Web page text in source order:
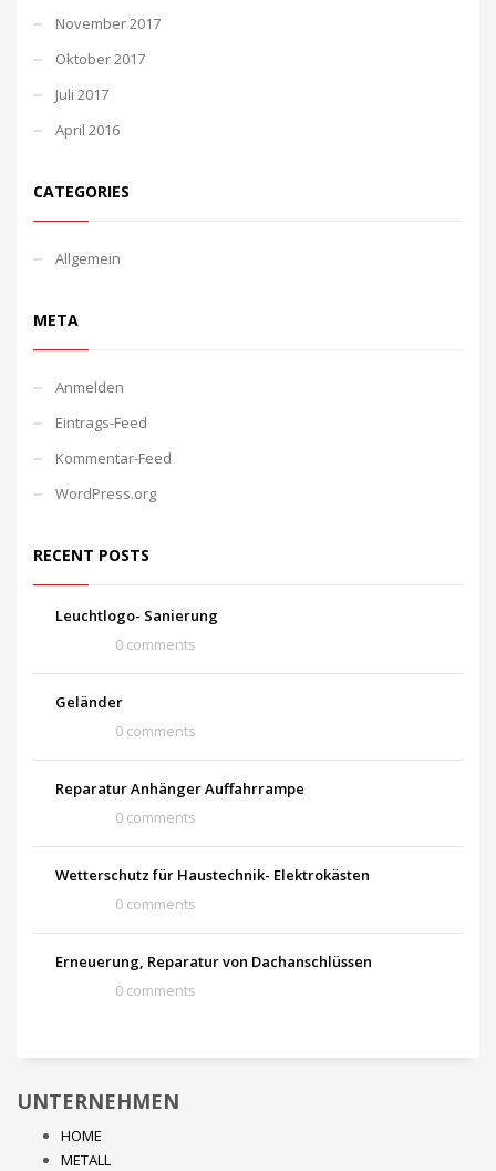
November 2017
Oktober 2017
Juli 2017
April 2016
CATEGORIES
Allgemein
META
Anmelden
Eintrags-Feed
Kommentar-Feed
WordPress.org
RECENT POSTS
Leuchtlogo- Sanierung
0 comments
Geländer
0 comments
Reparatur Anhänger Auffahrrampe
0 comments
Wetterschutz für Haustechnik- Elektrokästen
0 comments
Erneuerung, Reparatur von Dachanschlüssen
0 comments
UNTERNEHMEN
HOME
METALL